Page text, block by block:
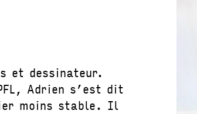
et dessinateur.
Adrien s’est dit
moins stable. Il